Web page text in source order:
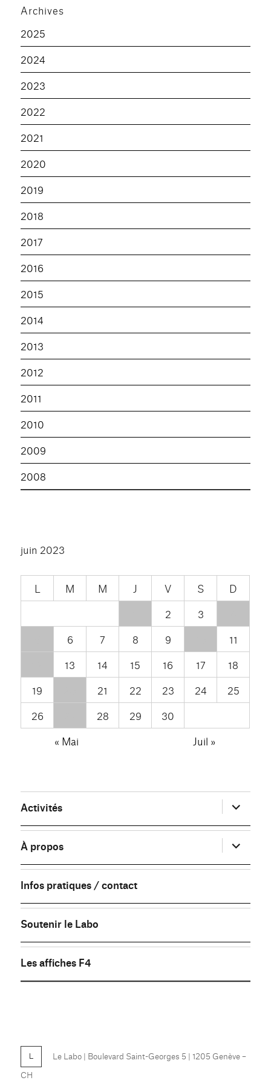
Archives
2025
2024
2023
2022
2021
2020
2019
2018
2017
2016
2015
2014
2013
2012
2011
2010
2009
2008
juin 2023
L M M J V S
D
2 3
6 7 8 9
11
13 14 15 16 17
18
19
21 22 23 24
25
26
28 29
30
« Mai
Juil »
Activités ouvrir
le
sous-
menu
À propos
ouvrir
le
sous-
menu
Infos pratiques / contact
Soutenir le Labo
Les affiches F4
Le Labo | Boulevard Saint-Georges 5 | 1205 Genève –
CH